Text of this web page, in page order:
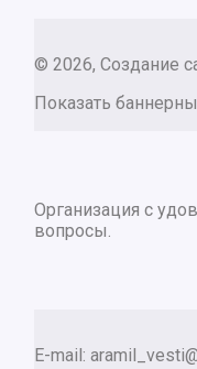
© 2026, Создание
Показать
Организация с
вопросы.
E-mail: